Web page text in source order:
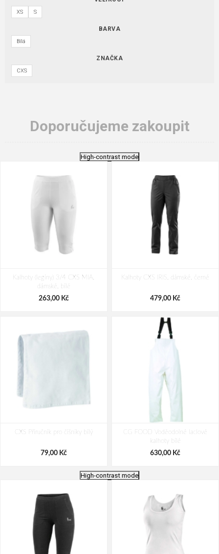
XS S
BARVA
Bílá
ZNAČKA
CXS
Doporučujeme zakoupit
High-contrast mode
Kalhoty (legíny) 3/4 CXS MIA,
dámské, bílé
263,00 Kč
Kalhoty CXS IRIS, dámské, černé
479,00 Kč
CXS Příručník pro číšníky bílý
79,00 Kč
CG FOOD Voděodolné laclové
kalhoty bílé
630,00 Kč
High-contrast mode